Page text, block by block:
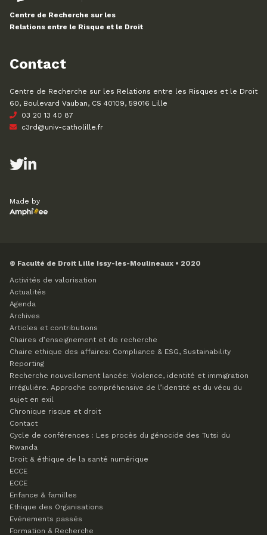
Centre de Recherche sur les
Relations entre le Risque et le Droit
Contact
Centre de Recherche sur les Relations entre les Risques et le Droit
60, Boulevard Vauban, CS 40109, 59016 Lille
03 20 13 40 87
c3rd@univ-catholille.fr
Made by
© Faculté de Droit Lille Issy-les-Moulineaux • 2020
Activités de valorisation
Actualités
Agenda
Archives
Articles et contributions
Chaires d’enseignement et de recherche
Chaire ethique des affaires: Compliance & ESG, Sustainability
Reporting
Recherche nouvellement lancée: Violence, identité et immigration
irrégulière. Approche compréhensive de l’identité et du vécu du
sujet en exil
Chronique risque et droit
Contact
Cycle de conférences : Les procès du génocide des Tutsi du
Rwanda
Droit & éthique de la santé numérique
ECCE
ECCE
Enfance & familles
Ethique des Organisations
Evénements passés
Formation & Recherche